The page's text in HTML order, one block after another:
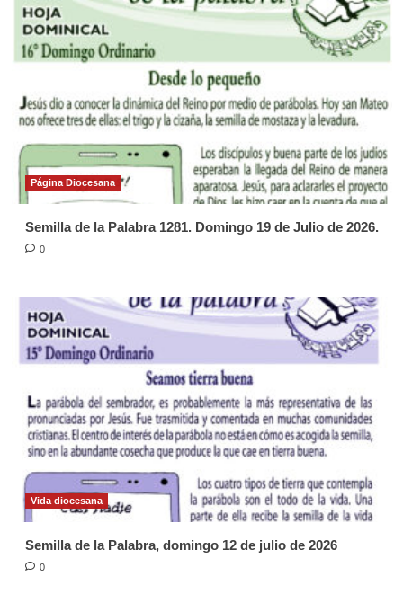
Página Diocesana
Semilla de la Palabra 1281. Domingo 19 de Julio de 2026.
0
Vida diocesana
Semilla de la Palabra, domingo 12 de julio de 2026
0